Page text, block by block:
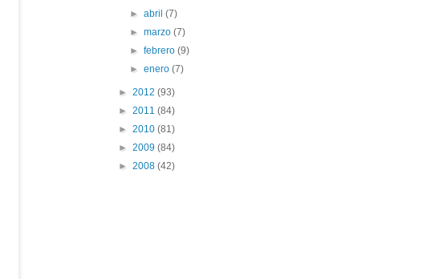
►abril(7)
►marzo(7)
►febrero(9)
►enero(7)
► 2012 (93)
► 2011 (84)
► 2010 (81)
► 2009 (84)
► 2008 (42)